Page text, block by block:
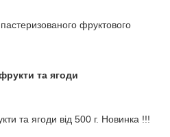
фруктового
та ягоди
та ягоди від 500 г. Новинка !!!